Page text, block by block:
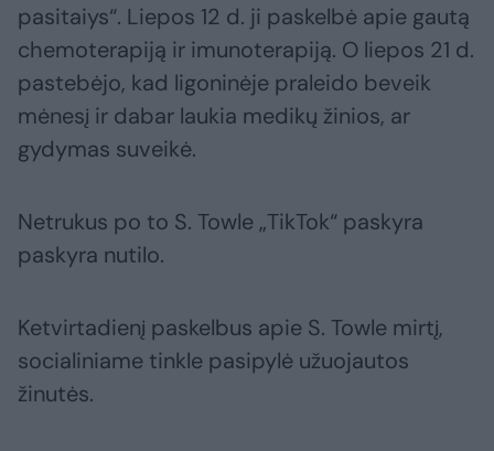
pasitaiys“. Liepos 12 d. ji paskelbė apie gautą
chemoterapiją ir imunoterapiją. O liepos 21 d.
pastebėjo, kad ligoninėje praleido beveik
mėnesį ir dabar laukia medikų žinios, ar
gydymas suveikė.
Netrukus po to S. Towle „TikTok“ paskyra
paskyra nutilo.
Ketvirtadienį paskelbus apie S. Towle mirtį,
socialiniame tinkle pasipylė užuojautos
žinutės.